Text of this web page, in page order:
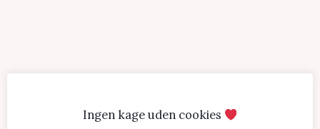
Ingen kage uden cookies